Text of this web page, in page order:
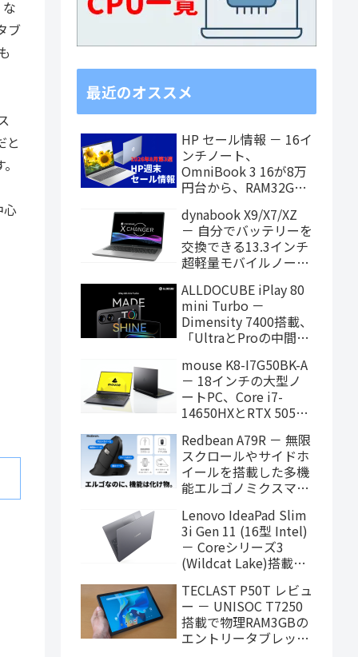
ブ
と
心
最近のオススメ
HP セール情報 － 16イ
ンチノート、
OmniBook 3 16が8万
円台から、RAM32GB
価格に！
dynabook X9/X7/XZ
－ 自分でバッテリーを
交換できる13.3インチ
超軽量モバイルノート
に！
ALLDOCUBE iPlay 80
mini Turbo －
Dimensity 7400搭載、
「UltraとProの中間ス
タブレット、発売記念
価格は29,999円！
mouse K8-I7G50BK-A
－ 18インチの大型ノ
ートPC、Core i7-
14650HXとRTX 5050
エイティブも快適にこ
なせます
Redbean A79R － 無限
スクロールやサイドホ
イールを搭載した多機
能エルゴノミクスマウ
ィング中
Lenovo IdeaPad Slim
3i Gen 11 (16型 Intel)
－ Coreシリーズ3
(Wildcat Lake)搭載の
ノート
TECLAST P50T レビュ
ー － UNISOC T7250
搭載で物理RAM3GBの
エントリータブレッ